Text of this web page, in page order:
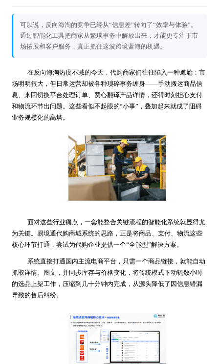
可以说，反向海淘的竞争已经从“信息差”转向了“效率与体验”。
通过智能化工具把商家从繁琐事务中解放出来，才能更专注于市
场拓展和客户服务，真正抓住这波跨境蓝海的机遇。
在反向海淘热度不减的今天，代购商家们往往陷入一种尴尬：市
场明明很大，但日常运营却被各种琐碎事务缠身——手动搬运商品信
息、来回切换平台处理订单、费心翻译产品详情，还得时刻担心支付
和物流环节出问题。这些看似不起眼的“小事”，叠加起来就成了阻碍
业务规模化的高墙。
面对这些行业痛点，一套能整合关键流程的智能化系统就显得尤
为关键。易境通代购商城系统的思路，正是将商品、支付、物流这些
核心环节打通，尝试为代购企业提供一个“全能型”解决方案。
系统直接打通国内主流电商平台，只需一个商品链接，就能自动
抓取详情、图文，并同步库存与价格变化，将传统模式下动辄数小时
的选品上架工作，压缩到几十分钟内完成 ， 从源头降低了因信息错漏
导致的售后纠纷。